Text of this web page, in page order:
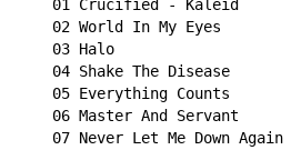
01 Crucified - Kaleid
02 World In My Eyes
03 Halo
04 Shake The Disease
05 Everything Counts
06 Master And Servant
07 Never Let Me Down Again